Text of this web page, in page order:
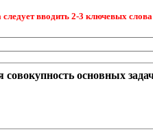
вводить 2-3 ключевых
совокупность основных